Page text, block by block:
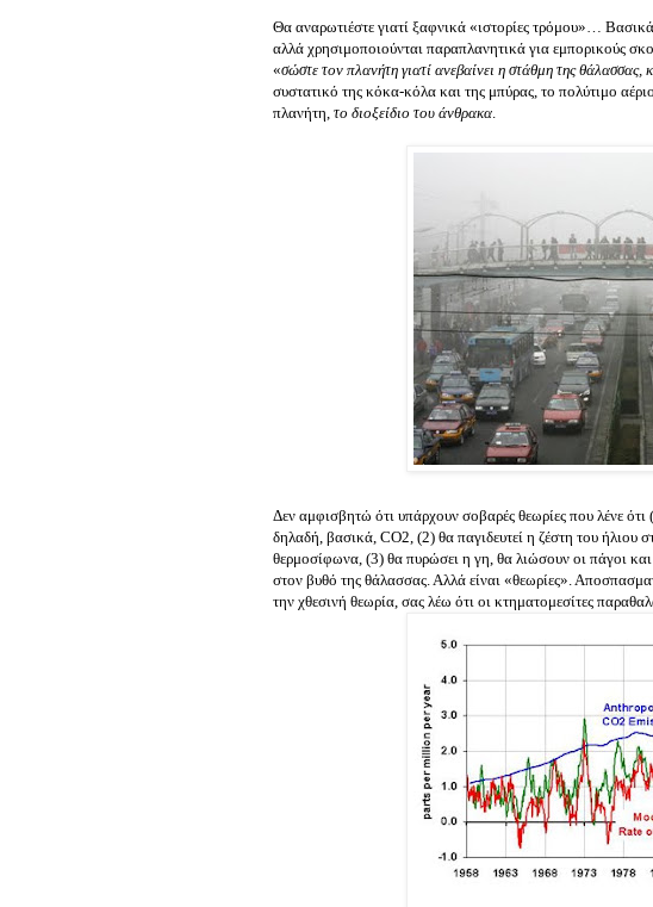
Θα αναρωτιέστε γιατί ξαφνικά «ιστορίες τρόμου»…
αλλά χρησιμοποιούνται παραπλανητικά για εμπορικούς
«σώστε τον πλανήτη γιατί ανεβαίνει η στάθμη της θάλασσας,
συστατικό της κόκα-κόλα και της μπύρας, το πολύτιμο
πλανήτη, το διοξείδιο του άνθρακα
Δεν αμφισβητώ ότι υπάρχουν σοβαρές θεωρίες που λένε
δηλαδή, βασικά, CO2, (2) θα παγιδευτεί η ζέστη του
θερμοσίφωνα, (3) θα πυρώσει η γη, θα λιώσουν οι πάγοι
στον βυθό της θάλασσας. Αλλά είναι «θεωρίες».
την χθεσινή θεωρία, σας λέω ότι οι κτηματομεσίτες